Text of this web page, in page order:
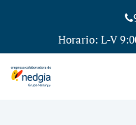
Horario: L-V